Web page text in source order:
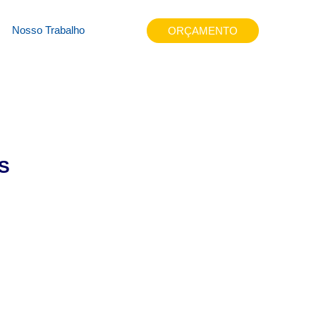
Nosso Trabalho ORÇAMENTO